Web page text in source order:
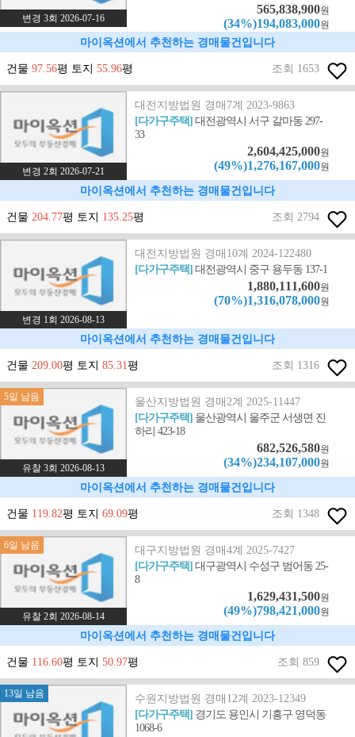
변경 3회 2026-07-16
565,838,900원
(34%)194,083,000원
마이옥션에서 추천하는 경매물건입니다
건물 97.56평 토지 55.96평 조회 1653
변경 2회 2026-07-21
대전지방법원 경매7계 2023-9863
[다가구주택]대전광역시 서구 갈마동 297-
33
2,604,425,000원
(49%)1,276,167,000원
마이옥션에서 추천하는 경매물건입니다
건물 204.77평 토지 135.25평 조회 2794
변경 1회 2026-08-13
대전지방법원 경매10계 2024-122480
[다가구주택]대전광역시 중구 용두동 137-1
1,880,111,600원
(70%)1,316,078,000원
마이옥션에서 추천하는 경매물건입니다
건물 209.00평 토지 85.31평 조회 1316
5일 남음
유찰 3회 2026-08-13
울산지방법원 경매2계 2025-11447
[다가구주택] 울산광역시 울주군 서생면 진
하리 423-18
682,526,580원
(34%)234,107,000원
마이옥션에서 추천하는 경매물건입니다
건물 119.82평 토지 69.09평 조회 1348
6일 남음
유찰 2회 2026-08-14
대구지방법원 경매4계 2025-7427
[다가구주택]대구광역시 수성구 범어동 25-
8
1,629,431,500원
(49%)798,421,000원
마이옥션에서 추천하는 경매물건입니다
건물 116.60평 토지 50.97평 조회 859
13일 남음
수원지방법원 경매12계 2023-12349
[다가구주택] 경기도 용인시 기흥구 영덕동
1068-6